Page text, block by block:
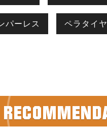
パーレス ペラタイヤ